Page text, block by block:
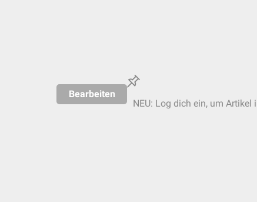
Bearbeiten
NEU: Log dich ein, um